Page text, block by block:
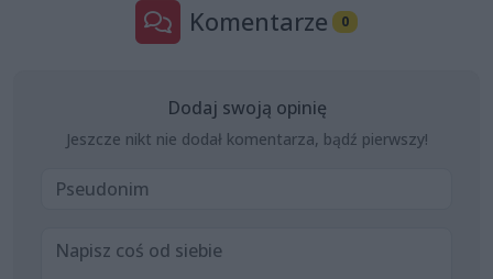
Komentarze 0
Dodaj swoją opinię
Jeszcze nikt nie dodał komentarza, bądź pierwszy!